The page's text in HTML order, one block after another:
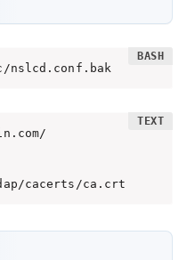
cacerts/ca.crt